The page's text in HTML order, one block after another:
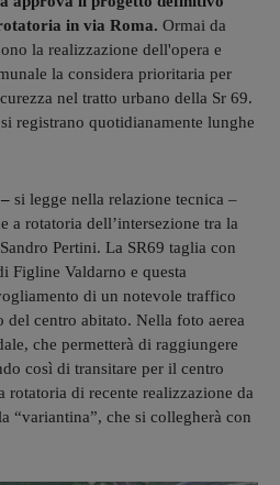
in via Roma. Ormai da
la realizzazione dell'opera e
la considera prioritaria per
nel tratto urbano della Sr 69.
registrano quotidianamente lunghe
si legge nella relazione tecnica –
a rotatoria dell’intersezione tra la
Pertini. La SR69 taglia con
Figline Valdarno e questa
di un notevole traffico
del centro abitato. Nella foto aerea
che permetterà di raggiungere
così di transitare per il centro
di recente realizzazione da
“variantina”, che si collegherà con